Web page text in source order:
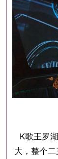
K歌王罗
大，整个